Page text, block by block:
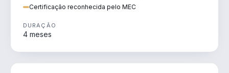
Certificação reconhecida pelo MEC
DURAÇÃO
4 meses